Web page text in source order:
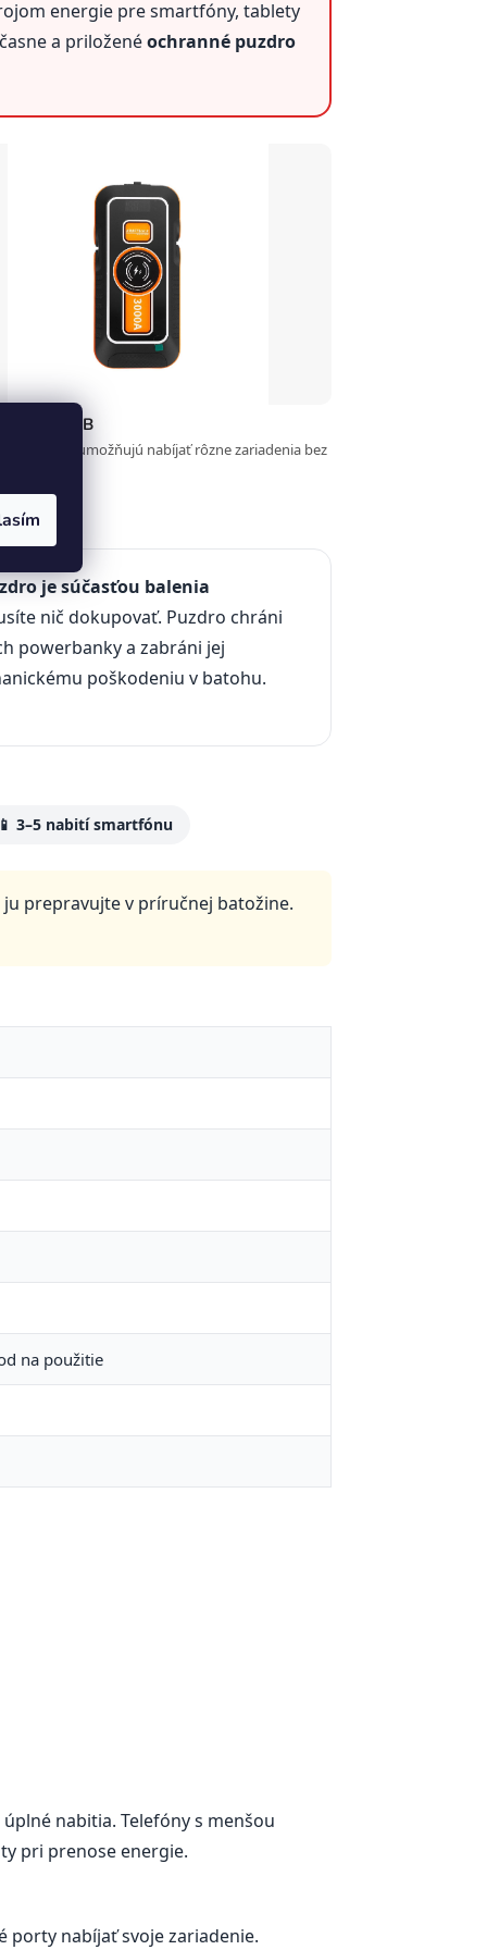
energie pre smartfóny, tablety
a priloženéochranné puzdro
C a USB
porty umožňujú nabíjať rôzne zariadenia bez
je súčasťou balenia
nič dokupovať. Puzdro chráni
powerbanky a zabráni jej
poškodeniu v batohu.
3–5 nabití smartfónu
prepravujte v príručnej batožine.
na použitie
nabitia. Telefóny s menšou
pri prenose energie.
porty nabíjať svoje zariadenie.